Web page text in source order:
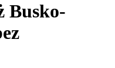
Busko-